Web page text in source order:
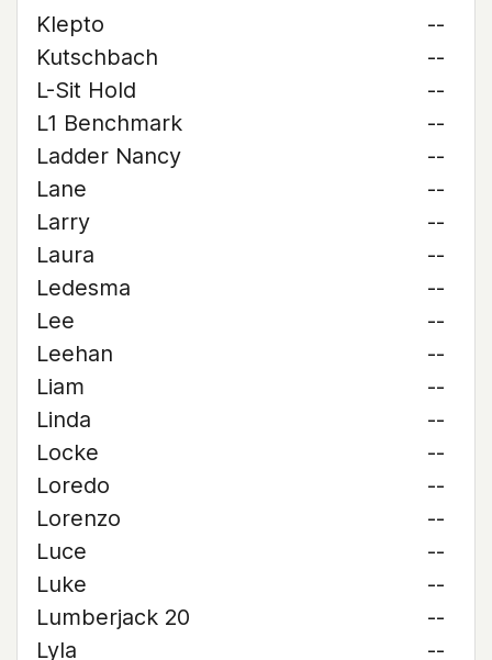
Klepto
--
Kutschbach
--
L-Sit Hold
--
L1 Benchmark
--
Ladder Nancy
--
Lane
--
Larry
--
Laura
--
Ledesma
--
Lee
--
Leehan
--
Liam
--
Linda
--
Locke
--
Loredo
--
Lorenzo
--
Luce
--
Luke
--
Lumberjack 20
--
Lyla
--